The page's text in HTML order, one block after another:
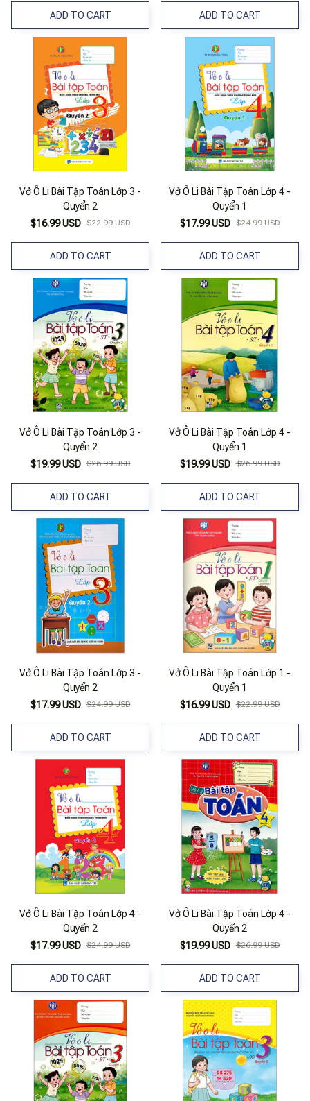
ADD TO CART ADD TO CART
Vở Ô Li Bài Tập Toán Lớp 3 -
Quyển 2
$16.99 USD $22.99 USD
ADD TO CART
Vở Ô Li Bài Tập Toán Lớp 4 -
Quyển 1
$17.99 USD $24.99 USD
ADD TO CART
Vở Ô Li Bài Tập Toán Lớp 3 -
Quyển 2
$19.99 USD $26.99 USD
ADD TO CART
Vở Ô Li Bài Tập Toán Lớp 4 -
Quyển 1
$19.99 USD $26.99 USD
ADD TO CART
Vở Ô Li Bài Tập Toán Lớp 3 -
Quyển 2
$17.99 USD $24.99 USD
ADD TO CART
Vở Ô Li Bài Tập Toán Lớp 1 -
Quyển 1
$16.99 USD $22.99 USD
ADD TO CART
Vở Ô Li Bài Tập Toán Lớp 4 -
Quyển 2
$17.99 USD $24.99 USD
ADD TO CART
Vở Ô Li Bài Tập Toán Lớp 4 -
Quyển 2
$19.99 USD $26.99 USD
ADD TO CART